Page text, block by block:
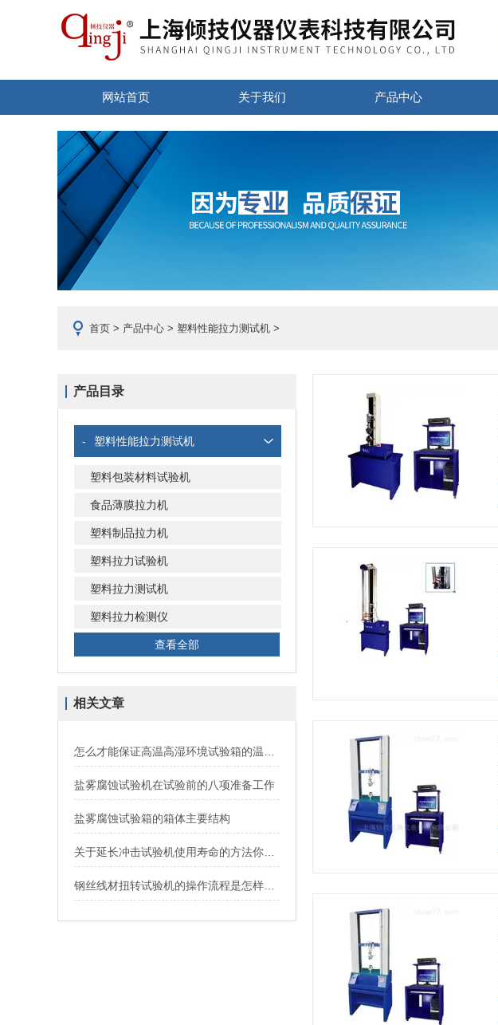
网站首页 关于我们 产品中心
首页 > 产品中心 > 塑料性能拉力测试机 >
产品目录
- 塑料性能拉力测试机
塑料包装材料试验机
食品薄膜拉力机
塑料制品拉力机
塑料拉力试验机
塑料拉力测试机
塑料拉力检测仪
查看全部
相关文章
盐雾腐蚀试验机在试验前的八项准备工作
盐雾腐蚀试验箱的箱体主要结构